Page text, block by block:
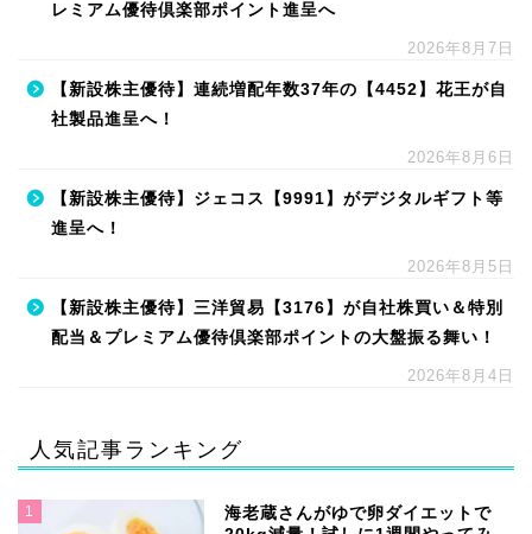
レミアム優待倶楽部ポイント進呈へ
2026年8月7日
【新設株主優待】連続増配年数37年の【4452】花王が自
社製品進呈へ！
2026年8月6日
【新設株主優待】ジェコス【9991】がデジタルギフト等
進呈へ！
2026年8月5日
【新設株主優待】三洋貿易【3176】が自社株買い＆特別
配当＆プレミアム優待倶楽部ポイントの大盤振る舞い！
2026年8月4日
人気記事ランキング
1
海老蔵さんがゆで卵ダイエットで